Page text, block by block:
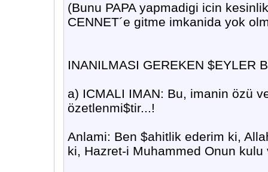
(Bunu PAPA yapmadigi icin
CENNET´e gitme imkanida yok
INANILMASI GEREKEN $EYLER
a) ICMALI IMAN: Bu, imanin özü
özetlenmi$tir...!
Anlami: Ben $ahitlik ederim ki,
ki, Hazret-i Muhammed Onun